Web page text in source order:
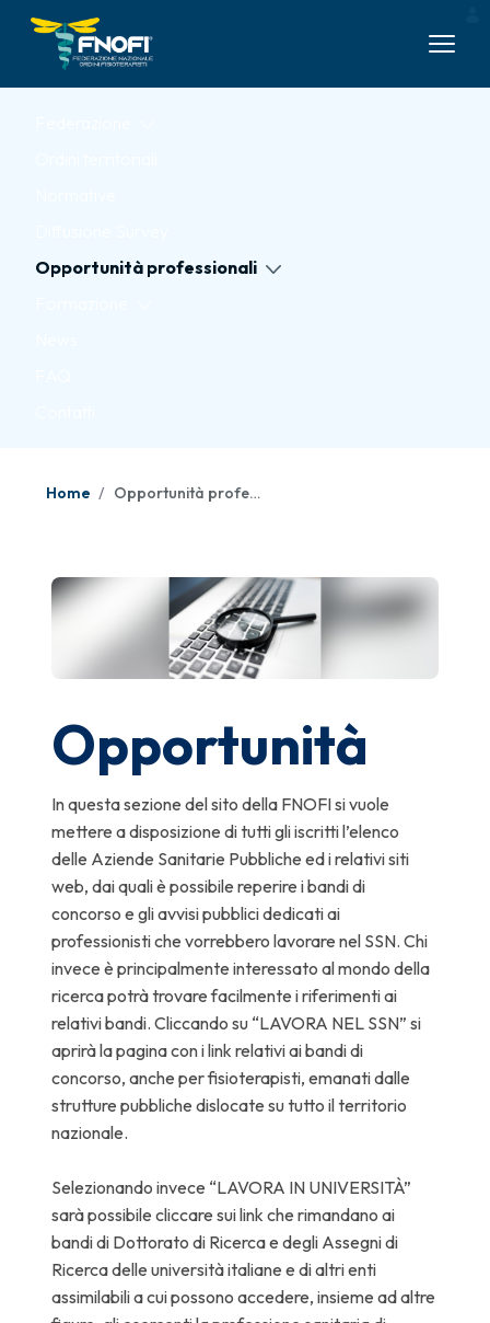
Skip to Main Content
Opportunità professionali
Home Opportunità professionali
Opportunità
In questa sezione del sito della FNOFI si vuole
mettere a disposizione di tutti gli iscritti l’elenco
delle Aziende Sanitarie Pubbliche ed i relativi siti
web, dai quali è possibile reperire i bandi di
concorso e gli avvisi pubblici dedicati ai
professionisti che vorrebbero lavorare nel SSN. Chi
invece è principalmente interessato al mondo della
ricerca potrà trovare facilmente i riferimenti ai
relativi bandi. Cliccando su “LAVORA NEL SSN” si
aprirà la pagina con i link relativi ai bandi di
concorso, anche per fisioterapisti, emanati dalle
strutture pubbliche dislocate su tutto il territorio
nazionale.
Selezionando invece “LAVORA IN UNIVERSITÀ”
sarà possibile cliccare sui link che rimandano ai
bandi di Dottorato di Ricerca e degli Assegni di
Ricerca delle università italiane e di altri enti
assimilabili a cui possono accedere, insieme ad altre